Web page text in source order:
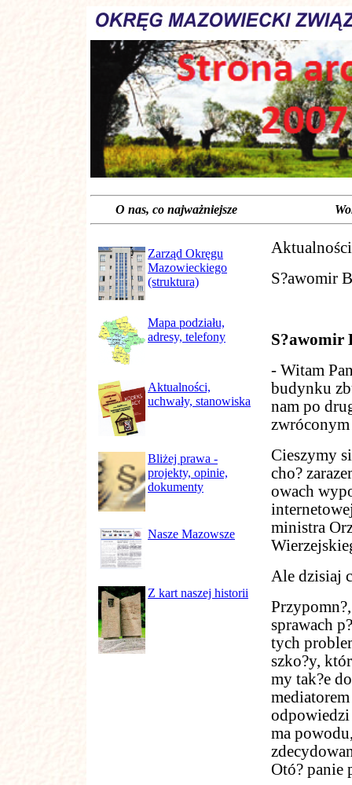
O nas, co najważniejsze Wokół
Zarząd Okręgu
Mazowieckiego
(struktura)
Mapa podziału,
adresy, telefony
Aktualności,
uchwały, stanowiska
Bliżej prawa -
projekty, opinie,
dokumenty
Nasze Mazowsze
Z kart naszej historii
S?awomir
S?awomir
- Witam
budynku
nam po
zwróconym
Cieszymy
cho?
owach
ministra
Ale dzisiaj
sprawach
tych
szko?y,
my tak?e
odpowiedzi
ma
Otó? panie